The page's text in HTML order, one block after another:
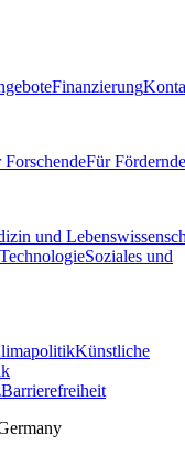
Finanzierung
ForschendeFür Fördernde
und
Soziales und
Künstliche
Barrierefreiheit